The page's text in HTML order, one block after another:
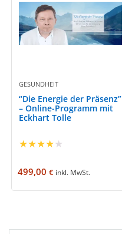
GESUNDHEIT
“Die Energie der Präsenz”
– Online-Programm mit
Eckhart Tolle
★★★★★
499,00€ inkl. MwSt.